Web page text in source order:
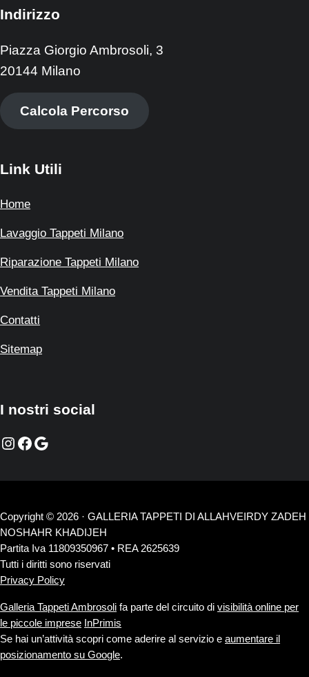
Indirizzo
Piazza Giorgio Ambrosoli, 3
20144 Milano
Calcola Percorso
Link Utili
Home
Lavaggio Tappeti Milano
Riparazione Tappeti Milano
Vendita Tappeti Milano
Contatti
Sitemap
I nostri social
Instagram
Facebook
Google
Copyright © 2026 · GALLERIA TAPPETI DI ALLAHVEIRDY ZADEH
NOSHAHR KHADIJEH
Partita Iva 11809350967 • REA 2625639
Tutti i diritti sono riservati
Privacy Policy
Galleria Tappeti Ambrosoli fa parte del circuito divisibilità online per
le piccole imprese InPrimis
Se hai un’attività scopri come aderire al servizio eaumentare il
posizionamento su Google.